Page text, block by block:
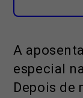
A
especial
Depois de